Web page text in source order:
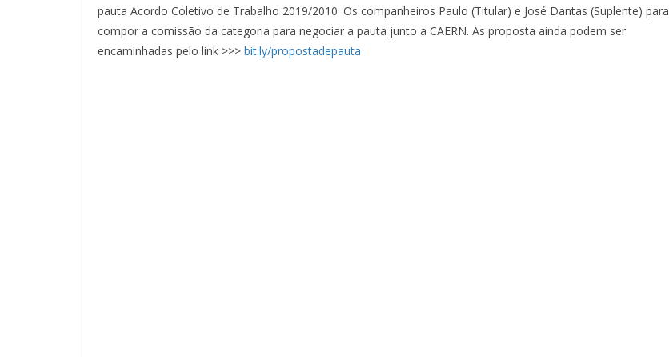
pauta Acordo Coletivo de Trabalho 2019/2010. Os companheiros Paulo (Titular) e José Dantas (Suplente) para
compor a comissão da categoria para negociar a pauta junto a CAERN. As proposta ainda podem ser
encaminhadas pelo link >>> bit.ly/propostadepauta